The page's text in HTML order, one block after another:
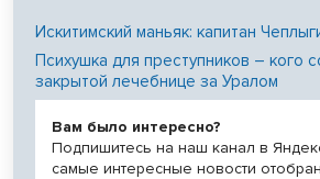
Искитимский маньяк: капитан
Психушка для преступников – кого
закрытой лечебнице за Уралом
Вам было интересно?
Подпишитесь на наш канал в
самые интересные новости